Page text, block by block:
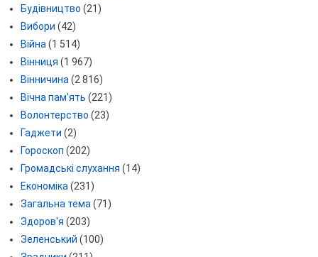
Будівництво (21)
Вибори (42)
Війна (1 514)
Вінниця (1 967)
Вінничина (2 816)
Вічна пам'ять (221)
Волонтерство (23)
Гаджети (2)
Гороскоп (202)
Громадські слухання (14)
Економіка (231)
Загальна тема (71)
Здоров'я (203)
Зеленський (100)